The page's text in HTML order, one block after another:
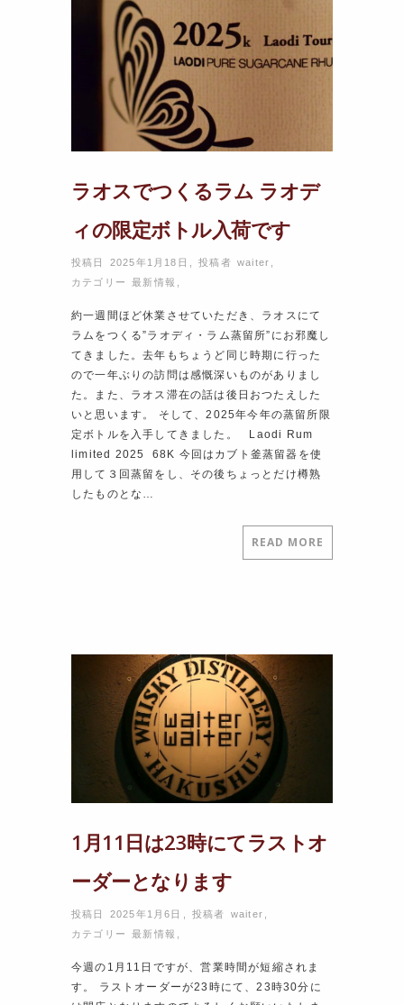
ラオスでつくるラム ラオデ
ィの限定ボトル入荷です
投稿日 2025年1月18日 ,投稿者waiter
カテゴリー最新情報
約一週間ほど休業させていただき、ラオスにて
ラムをつくる”ラオディ・ラム蒸留所”にお邪魔し
てきました。去年もちょうど同じ時期に行った
ので一年ぶりの訪問は感慨深いものがありまし
た。また、ラオス滞在の話は後日おつたえした
いと思います。 そして、2025年今年の蒸留所限
定ボトルを入手してきました。 Laodi Rum
limited 2025 68K 今回はカブト釜蒸留器を使
用して３回蒸留をし、その後ちょっとだけ樽熟
したものとな…
READ MORE
1月11日は23時にてラストオ
ーダーとなります
投稿日 2025年1月6日 ,投稿者 waiter ,
カテゴリー最新情報 ,
今週の1月11日ですが、営業時間が短縮されま
す。 ラストオーダーが23時にて、23時30分に